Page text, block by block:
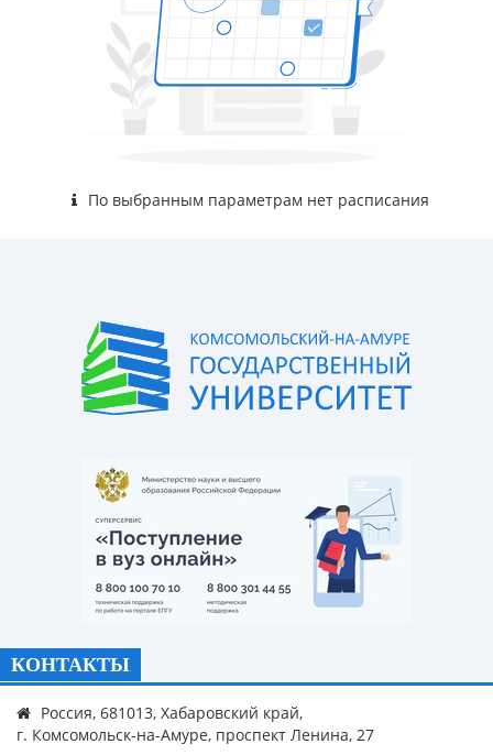
По выбранным параметрам нет расписания
КОНТАКТЫ
Россия, 681013, Хабаровский край,
г. Комсомольск-на-Амуре, проспект Ленина, 27